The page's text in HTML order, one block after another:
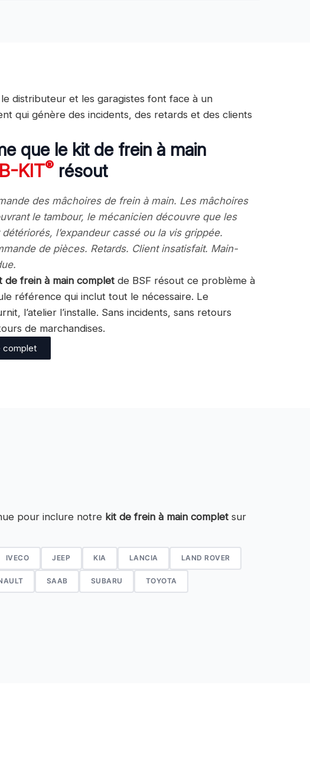
distributeur et les garagistes font face à un
qui génère des incidents, des retards et des clients
que le kit de frein à main
KIT® résout
des mâchoires de frein à main. Les mâchoires
le tambour, le mécanicien découvre que les
l’expandeur cassé ou la vis grippée.
de pièces. Retards. Client insatisfait. Main-
de frein à main complet de BSF résout ce problème à
référence qui inclut tout le nécessaire. Le
l’atelier l’installe. Sans incidents, sans retours
de marchandises.
complet
pour inclure notre kit de frein à main complet sur
IVECO JEEP KIA LANCIA LAND ROVER
SAAB SUBARU TOYOTA